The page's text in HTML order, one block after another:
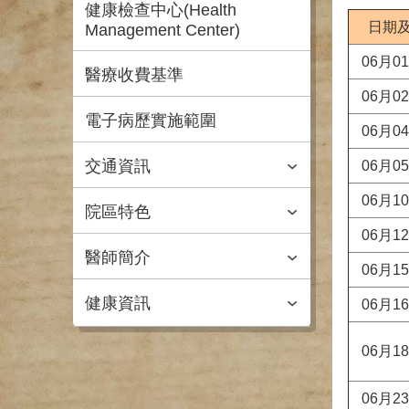
健康檢查中心(Health
Management Center)
醫療收費基準
電子病歷實施範圍
交通資訊
院區特色
醫師簡介
健康資訊
日期
06月
06月
06月
06月
06月
06月
06月
06月
06月
06月